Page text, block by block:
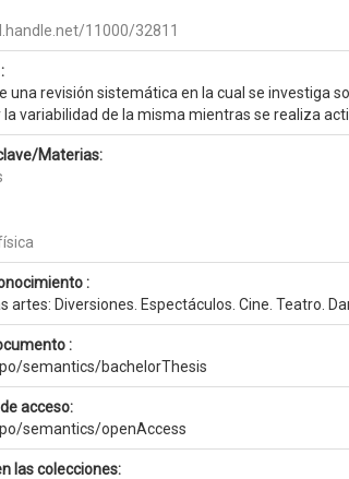
11000/32811
una revisión sistemática en la cual se investiga
la variabilidad de la misma mientras se realiza
Materias:
:
artes: Diversiones. Espectáculos. Cine. Teatro.
:
semantics/bachelorThesis
acceso:
semantics/openAccess
las colecciones: